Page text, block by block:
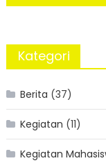
Kategori
Berita (37)
Kegiatan (11)
Kegiatan